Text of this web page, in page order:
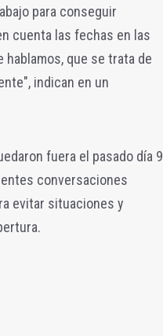
para conseguir
cuenta las fechas en las
que se trata de
indican en un
fuera el pasado día 9
conversaciones
evitar situaciones y